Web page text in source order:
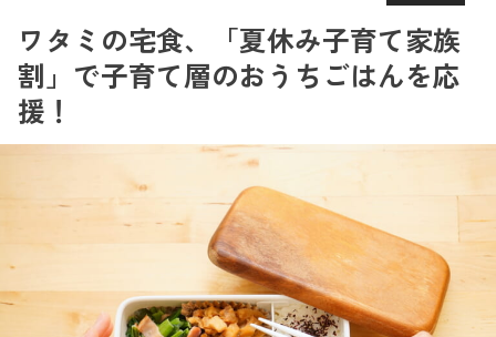
ワタミの宅食、「夏休み子育て家族
割」で子育て層のおうちごはんを応
援！